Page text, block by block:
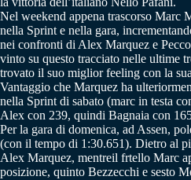
Nel weekend appena trascorso Marc
nella Sprint e nella gara,
nei confronti di Alex Marquez e
vinto su questo tracciato nelle ultime
trovato il suo miglior feeling con la
Vantaggio che Marquez ha
nella Sprint di sabato (marc in testa
Alex con 239, quindi Bagnaia con
Per la gara di domenica, ad Assen,
(con il tempo di 1:30.651). Dietro al
Alex Marquez, mentreil frtello Marc
posizione, quinto Bezzecchi e sesto